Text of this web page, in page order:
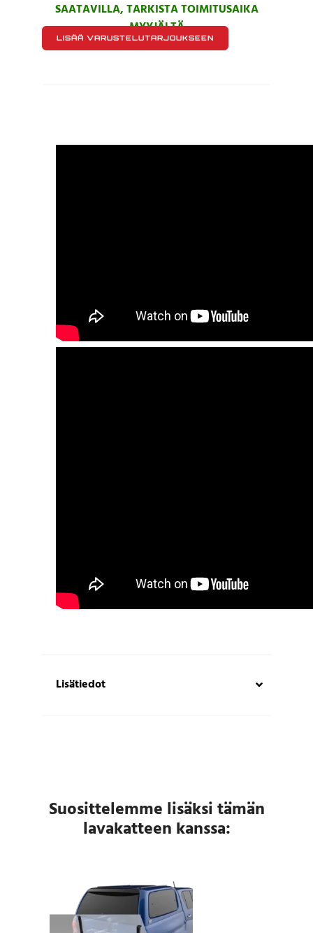
SAATAVILLA, TARKISTA TOIMITUSAIKA
MYYJÄLTÄ
LISÄÄ VARUSTELUTARJOUKSEEN
Lisätiedot
Suosittelemme lisäksi tämän
lavakatteen kanssa: